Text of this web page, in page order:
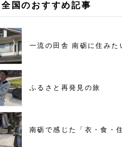
全国のおすすめ記事
一流の田舎 南砺に住みた
ふるさと再発見の旅
南砺で感じた「衣・食・住